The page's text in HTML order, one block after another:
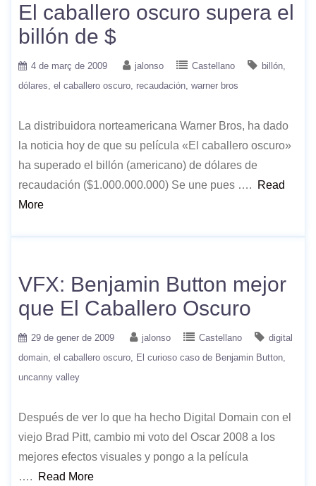
El caballero oscuro supera el
billón de $
4 de març de 2009 jalonso Castellano
billón
dólares el caballero oscuro recaudación warner bros
La distribuidora norteamericana Warner Bros, ha dado
la noticia hoy de que su película «El caballero oscuro»
ha superado el billón (americano) de dólares de
recaudación ($1.000.000.000) Se une pues ….
Read
More
VFX: Benjamin Button mejor
que El Caballero Oscuro
29 de gener de 2009 jalonso Castellano
digital
domain el caballero oscuro
El curioso caso de Benjamin Button
uncanny valley
Después de ver lo que ha hecho Digital Domain con el
viejo Brad Pitt, cambio mi voto del Oscar 2008 a los
mejores efectos visuales y pongo a la película
….
Read More